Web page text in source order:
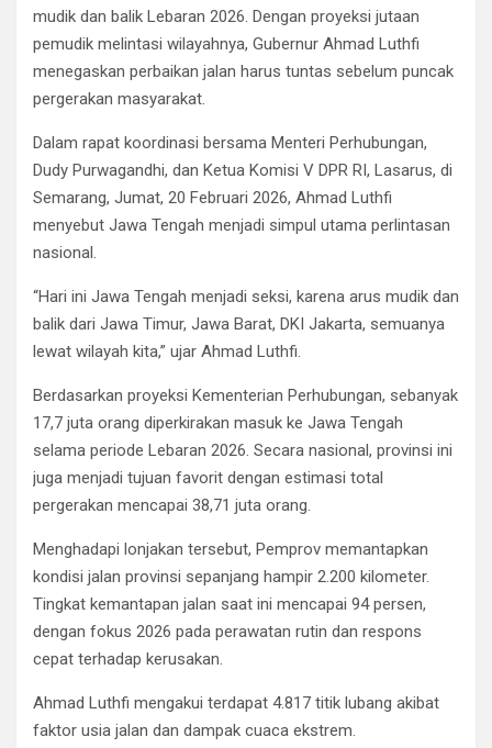
mudik dan balik Lebaran 2026. Dengan proyeksi jutaan
pemudik melintasi wilayahnya, Gubernur Ahmad Luthfi
menegaskan perbaikan jalan harus tuntas sebelum puncak
pergerakan masyarakat.
Dalam rapat koordinasi bersama Menteri Perhubungan,
Dudy Purwagandhi, dan Ketua Komisi V DPR RI, Lasarus, di
Semarang, Jumat, 20 Februari 2026, Ahmad Luthfi
menyebut Jawa Tengah menjadi simpul utama perlintasan
nasional.
“Hari ini Jawa Tengah menjadi seksi, karena arus mudik dan
balik dari Jawa Timur, Jawa Barat, DKI Jakarta, semuanya
lewat wilayah kita,” ujar Ahmad Luthfi.
Berdasarkan proyeksi Kementerian Perhubungan, sebanyak
17,7 juta orang diperkirakan masuk ke Jawa Tengah
selama periode Lebaran 2026. Secara nasional, provinsi ini
juga menjadi tujuan favorit dengan estimasi total
pergerakan mencapai 38,71 juta orang.
Menghadapi lonjakan tersebut, Pemprov memantapkan
kondisi jalan provinsi sepanjang hampir 2.200 kilometer.
Tingkat kemantapan jalan saat ini mencapai 94 persen,
dengan fokus 2026 pada perawatan rutin dan respons
cepat terhadap kerusakan.
Ahmad Luthfi mengakui terdapat 4.817 titik lubang akibat
faktor usia jalan dan dampak cuaca ekstrem.